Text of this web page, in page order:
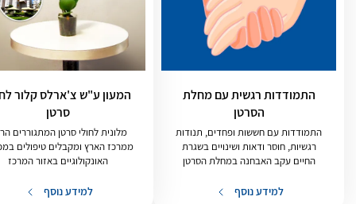
התמודדות רגשית עם מחלת
הסרטן
התמודדות עם חששות ופחדים, תנודות
רגשיות, חוסר ודאות ושינויים בשגרת
החיים עקב האבחנה במחלת הסרטן
למידע נוסף
המעון ע"ש צ'ארלס קלור
סרטן
מלונית לחולי סרטן המתגוררים
ממרכז הארץ ומקבלים טיפולים
האונקולוגיים באזור המרכז
למידע נוסף